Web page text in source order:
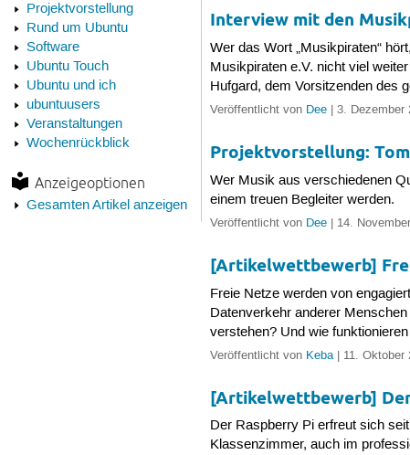
Projektvorstellung
Rund um Ubuntu
Software
Ubuntu Touch
Ubuntu und ich
ubuntuusers
Veranstaltungen
Wochenrückblick
Anzeigeoptionen
Gesamten Artikel anzeigen
Interview mit den
Wer das Wort „Musikpiraten“
Musikpiraten e.V. nicht viel
Hufgard, dem Vorsitzenden des
Veröffentlicht von Dee | 3. Dezember
Projektvorstellung:
Wer Musik aus verschiedenen
einem treuen Begleiter werden.
Veröffentlicht von Dee | 14.
[Artikelwettbewerb]
Freie Netze werden von
Datenverkehr anderer
verstehen? Und wie
Veröffentlicht von Keba| 11. Oktober
[Artikelwettbewerb]
Der Raspberry Pi erfreut sich
Klassenzimmer, auch im